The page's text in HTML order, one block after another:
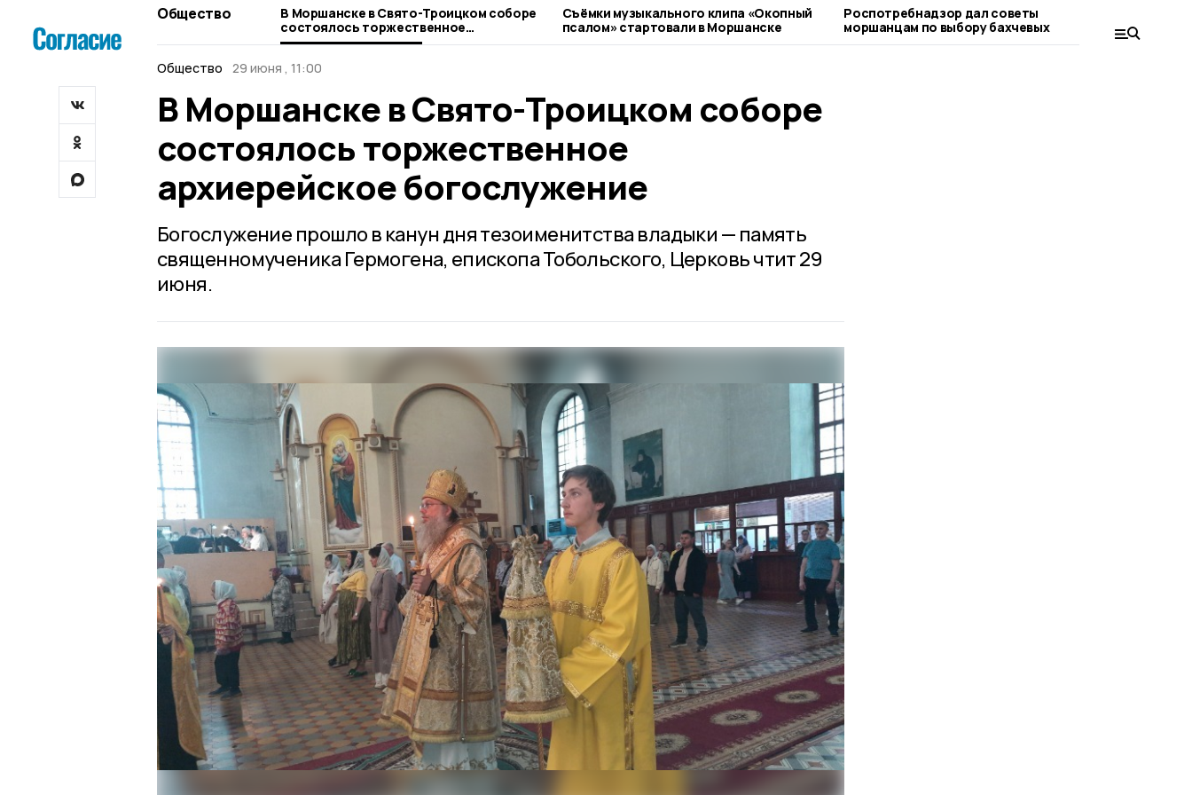
Общество
В Моршанске в Свято-Троицком соборе
состоялось торжественное
архиерейское богослужение
Съёмки музыкального клипа «Окопный
псалом» стартовали в Моршанске
Роспотребнадзор дал советы
моршанцам по выбору бахчевых
граждан
Общество
29 июня , 11:00
В Моршанске в Свято-Троицком соборе
состоялось торжественное
архиерейское богослужение
Богослужение прошло в канун дня тезоименитства владыки — память
священномученика Гермогена, епископа Тобольского, Церковь чтит 29
июня.